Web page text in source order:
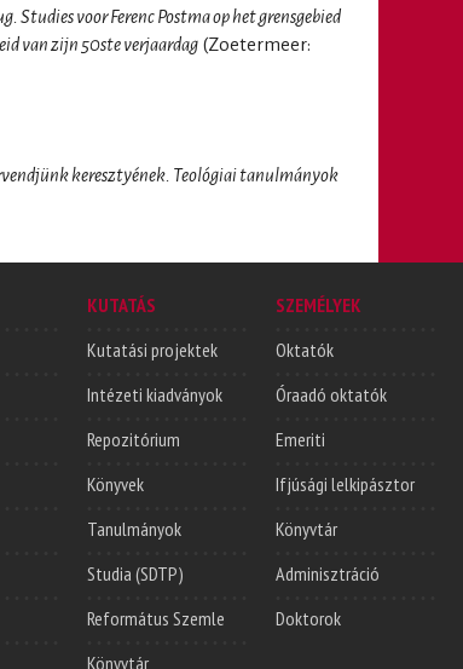
Studies voor Ferenc Postma op het grensgebied
van zijn 50ste verjaardag (Zoetermeer:
keresztyének. Teológiai tanulmányok
KUTATÁS
Kutatási projektek
Intézeti kiadványok
Repozitórium
Könyvek
Tanulmányok
Studia (SDTP)
Református Szemle
Könyvtár
SZEMÉLYEK
Oktatók
Óraadó oktatók
Emeriti
Ifjúsági lelkipásztor
Könyvtár
Adminisztráció
Doktorok